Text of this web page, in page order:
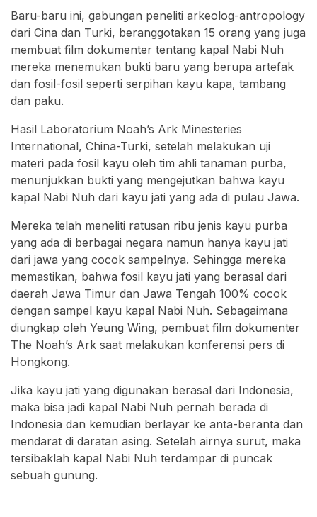
Baru-baru ini, gabungan peneliti arkeolog-antropology
dari Cina dan Turki, beranggotakan 15 orang yang juga
membuat film dokumenter tentang kapal Nabi Nuh
mereka menemukan bukti baru yang berupa artefak
dan fosil-fosil seperti serpihan kayu kapa, tambang
dan paku.
Hasil Laboratorium Noah’s Ark Minesteries
International, China-Turki, setelah melakukan uji
materi pada fosil kayu oleh tim ahli tanaman purba,
menunjukkan bukti yang mengejutkan bahwa kayu
kapal Nabi Nuh dari kayu jati yang ada di pulau Jawa.
Mereka telah meneliti ratusan ribu jenis kayu purba
yang ada di berbagai negara namun hanya kayu jati
dari jawa yang cocok sampelnya. Sehingga mereka
memastikan, bahwa fosil kayu jati yang berasal dari
daerah Jawa Timur dan Jawa Tengah 100% cocok
dengan sampel kayu kapal Nabi Nuh. Sebagaimana
diungkap oleh Yeung Wing, pembuat film dokumenter
The Noah’s Ark saat melakukan konferensi pers di
Hongkong.
Jika kayu jati yang digunakan berasal dari Indonesia,
maka bisa jadi kapal Nabi Nuh pernah berada di
Indonesia dan kemudian berlayar ke anta-beranta dan
mendarat di daratan asing. Setelah airnya surut, maka
tersibaklah kapal Nabi Nuh terdampar di puncak
sebuah gunung.